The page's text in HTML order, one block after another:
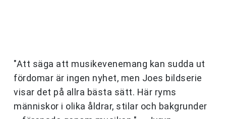
"Att säga att musikevenemang kan sudda ut
fördomar är ingen nyhet, men Joes bildserie
visar det på allra bästa sätt. Här ryms
människor i olika åldrar, stilar och bakgrunder